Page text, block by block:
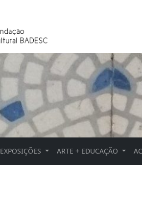
EXPOSIÇÕES ARTE + EDUCAÇÃO